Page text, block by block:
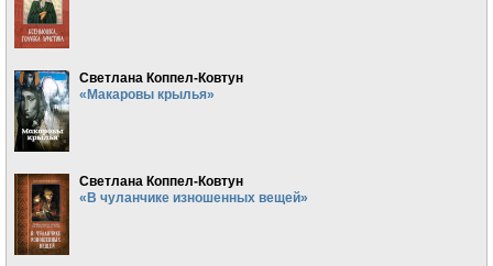
Светлана Коппел-Ковтун
«Макаровы крылья»
Светлана Коппел-Ковтун
«В чуланчике изношенных вещей»